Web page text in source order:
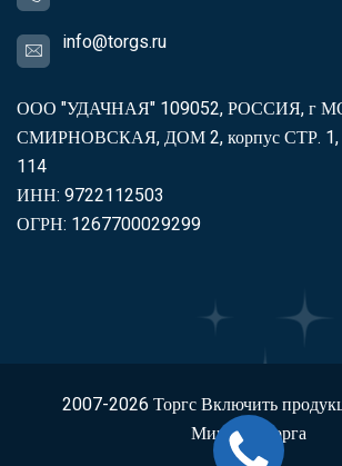
info@torgs.ru
ООО "УДАЧНАЯ" 109052, РОССИЯ, г
СМИРНОВСКАЯ, ДОМ 2, корпус СТР.
114
ИНН: 9722112503
ОГРН: 1267700029299
2007-2026ТоргсВключить
Минпромторга